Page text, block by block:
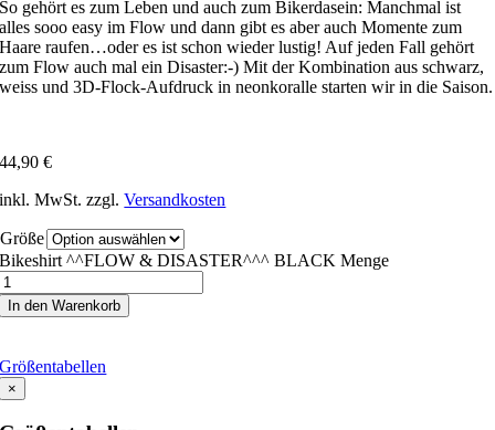
So gehört es zum Leben und auch zum Bikerdasein: Manchmal ist
alles sooo easy im Flow und dann gibt es aber auch Momente zum
Haare raufen…oder es ist schon wieder lustig! Auf jeden Fall gehört
zum Flow auch mal ein Disaster:-) Mit der Kombination aus schwarz,
weiss und 3D-Flock-Aufdruck in neonkoralle starten wir in die Saison.
44,90€
inkl. MwSt. zzgl.Versandkosten
Größe
Bikeshirt ^^FLOW & DISASTER^^^ BLACK Menge
In den Warenkorb
Größentabellen
×